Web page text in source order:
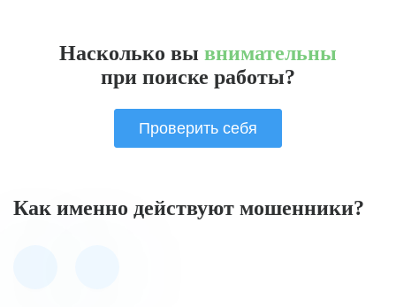
Насколько вы внимательны
при поиске работы?
Проверить себя
Как именно действуют мошенники?